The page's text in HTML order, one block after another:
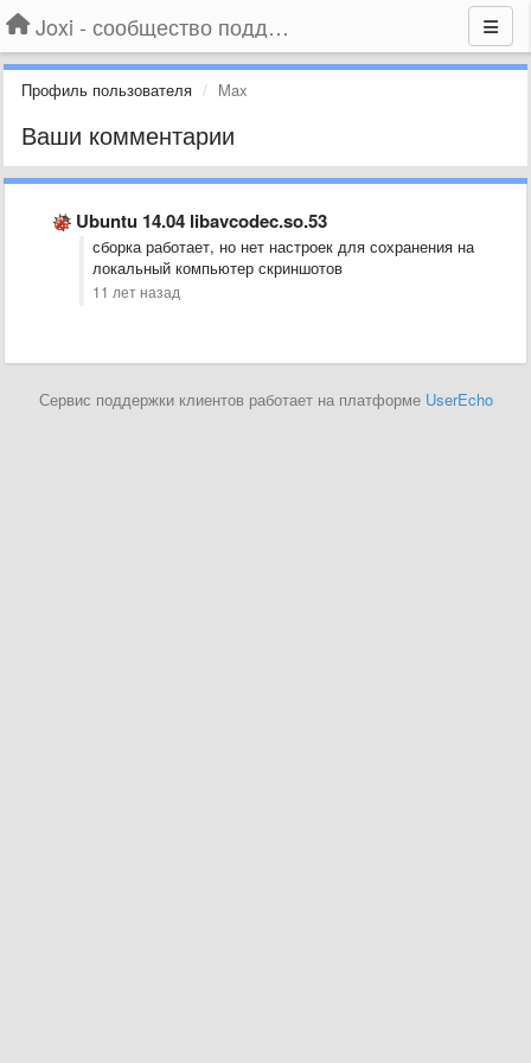
Joxi - сообщество поддержки
Профиль пользователя Max
Ваши комментарии
Ubuntu 14.04 libavcodec.so.53
сборка работает, но нет настроек для сохранения на
локальный компьютер скриншотов
11 лет назад
Сервис поддержки клиентов работает на платформе UserEcho